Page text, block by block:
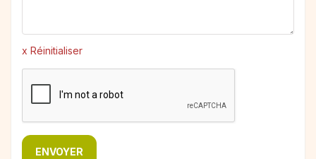
x Réinitialiser
ENVOYER